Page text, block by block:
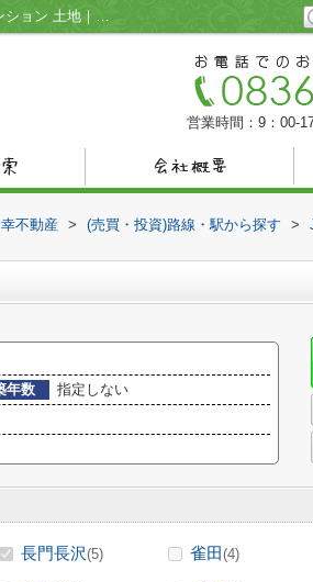
長門長沢駅の不動産一覧｜宇部市の不動産情報 賃貸アパ－ト 貸家 中古住宅 中古マンション 土地｜株式会社和幸不動産
営業時間：9：00-
不動産 > (売買・投資)路線・駅から探す >
年数
指定しない
長門長沢(5) 雀田(4)